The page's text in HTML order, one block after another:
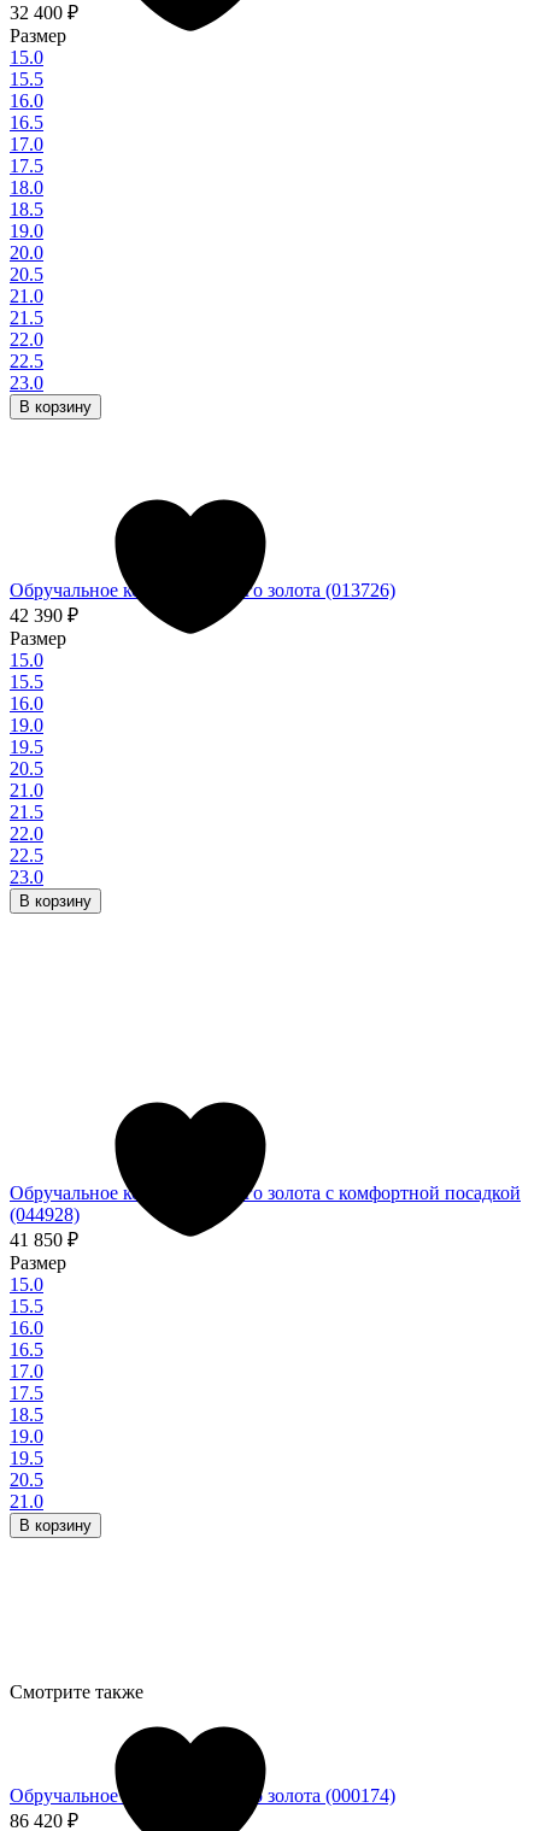
32 400 ₽
Размер
15.0
15.5
16.0
16.5
17.0
17.5
18.0
18.5
19.0
20.0
20.5
21.0
21.5
22.0
22.5
23.0
В корзину
Обручальное кольцо из белого золота (013726)
42 390 ₽
Размер
15.0
15.5
16.0
19.0
19.5
20.5
21.0
21.5
22.0
22.5
23.0
В корзину
Обручальное кольцо из белого золота с комфортной посадкой
(044928)
41 850 ₽
Размер
15.0
15.5
16.0
16.5
17.0
17.5
18.5
19.0
19.5
20.5
21.0
В корзину
Обручальное кольцо из белого золота (000174)
86 420 ₽
Смотрите также